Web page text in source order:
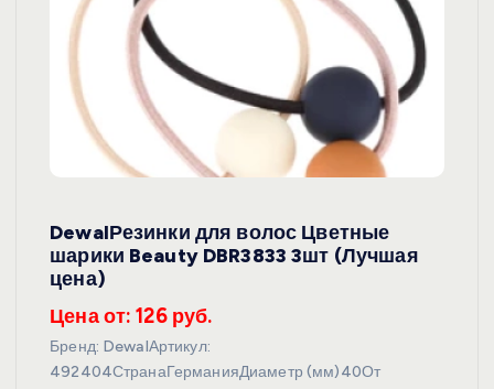
DewalРезинки для волос Цветные
шарики Beauty DBR3833 3шт (Лучшая
цена)
Цена от: 126 руб.
Бренд: DewalАртикул:
492404СтранаГерманияДиаметр (мм)40От